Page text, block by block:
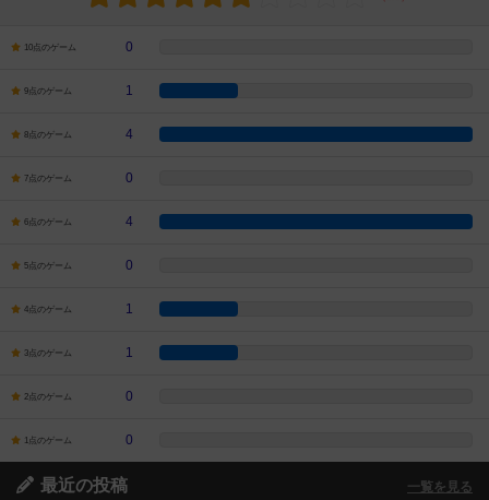
10点のゲーム 0
9点のゲーム 1
8点のゲーム 4
7点のゲーム 0
6点のゲーム 4
5点のゲーム 0
4点のゲーム 1
3点のゲーム 1
2点のゲーム 0
1点のゲーム 0
最近の投稿 一覧を見る